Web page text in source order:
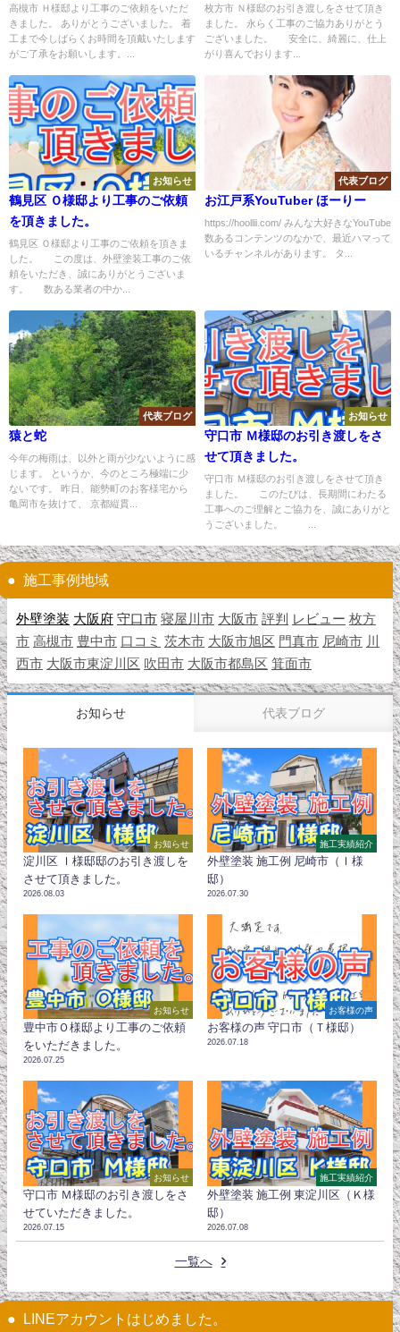
高槻市 Ｈ様邸より工事のご依頼をいただ
きました。 ありがとうございました。 着
工まで今しばらくお時間を頂戴いたします
がご了承をお願いします。...
枚方市 Ｎ様邸のお引き渡しをさせて頂き
ました。 永らく工事のご協力ありがとう
ございました。 安全に、綺麗に、仕上
がり喜んでおります...
お知らせ
鶴見区 Ｏ様邸より工事のご依頼
を頂きました。
鶴見区 Ｏ様邸より工事のご依頼を頂きま
した。 この度は、外壁塗装工事のご依
頼をいただき、誠にありがとうございま
す。 数ある業者の中か...
代表ブログ
お江戸系YouTuber ほーりー
https://hoollii.com/ みんな大好きなYouTube
数あるコンテンツのなかで、最近ハマって
いるチャンネルがあります。 タ...
代表ブログ
猿と蛇
今年の梅雨は、以外と雨が少ないように感
じます。 というか、今のところ極端に少
ないです。 昨日、能勢町のお客様宅から
亀岡市を抜けて、 京都縦貫...
お知らせ
守口市 Ｍ様邸のお引き渡しをさ
せて頂きました。
守口市 Ｍ様邸のお引き渡しをさせて頂き
ました。 このたびは、長期間にわたる
工事へのご理解とご協力を、誠にありがと
うございました。 ...
施工事例地域
外壁塗装 大阪府 守口市 寝屋川市 大阪市 評判 レビュー 枚方
市 高槻市 豊中市 口コミ 茨木市 大阪市旭区 門真市 尼崎市 川
西市 大阪市東淀川区 吹田市 大阪市都島区 箕面市
お知らせ 代表ブログ
お知らせ
淀川区 Ｉ様邸邸のお引き渡しを
させて頂きました。
2026.08.03
施工実績紹介
外壁塗装 施工例 尼崎市（Ｉ様
邸）
2026.07.30
お知らせ
豊中市Ｏ様邸より工事のご依頼
をいただきました。
2026.07.25
お客様の声
お客様の声 守口市（Ｔ様邸）
2026.07.18
お知らせ
守口市 Ｍ様邸のお引き渡しをさ
せていただきました。
2026.07.15
施工実績紹介
外壁塗装 施工例 東淀川区（Ｋ様
邸）
2026.07.08
一覧へ
LINEアカウントはじめました。